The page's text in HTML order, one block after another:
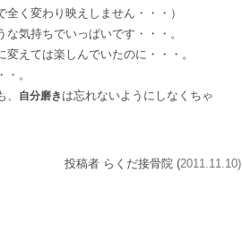
全く変わり映えしません・・・ ）
気持ちでいっぱいです・・・。
えては楽しんでいたのに・・・。
。
自分磨き は忘れないようにしなくちゃ
投稿者 らくだ接骨院 (2011.11.10)